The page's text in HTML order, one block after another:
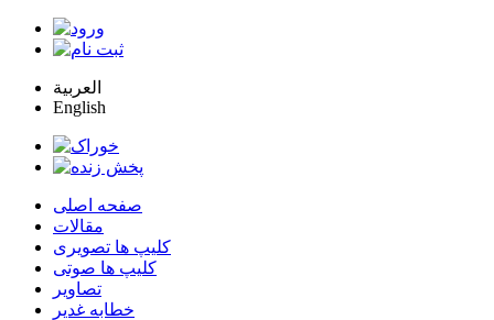
العربية
English
صفحه اصلی
مقالات
کلیپ ها تصویری
کلیپ ها صوتی
تصاویر
خطابه غدیر